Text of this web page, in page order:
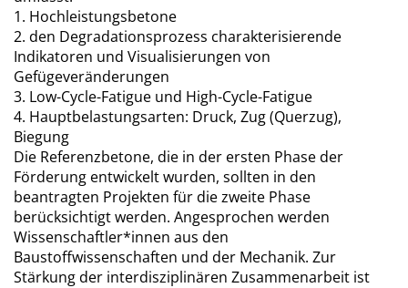
1. Hochleistungsbetone
2. den Degradationsprozess charakterisierende
Indikatoren und Visualisierungen von
Gefügeveränderungen
3. Low-Cycle-Fatigue und High-Cycle-Fatigue
4. Hauptbelastungsarten: Druck, Zug (Querzug),
Biegung
Die Referenzbetone, die in der ersten Phase der
Förderung entwickelt wurden, sollten in den
beantragten Projekten für die zweite Phase
berücksichtigt werden. Angesprochen werden
Wissenschaftler*innen aus den
Baustoffwissenschaften und der Mechanik. Zur
Stärkung der interdisziplinären Zusammenarbeit ist